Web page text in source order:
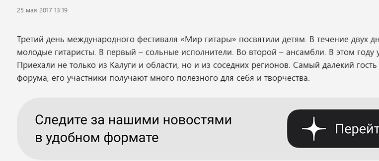
25 мая 2017 13:19
Третий день международного фестиваля «Мир гитары» посвятили детям. В течение двух
молодые гитаристы. В первый – сольные исполнители. Во второй – ансамбли. В этом году
Приехали не только из Калуги и области, но и из соседних регионов. Самый далекий
форума, его участники получают много полезного для себя и творчества.